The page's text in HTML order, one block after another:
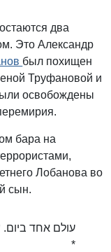
два
Это Александр
был похищен
Труфановой и
освобождены
бара на
Лобанова во
сын.
עולם אחד ביום.
*